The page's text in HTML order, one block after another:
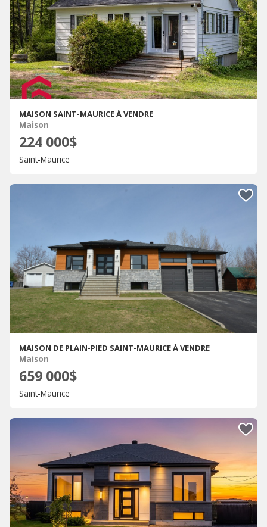
MAISON SAINT-MAURICE À VENDRE
Maison
224 000$
Saint-Maurice
MAISON DE PLAIN-PIED SAINT-MAURICE À VENDRE
Maison
659 000$
Saint-Maurice